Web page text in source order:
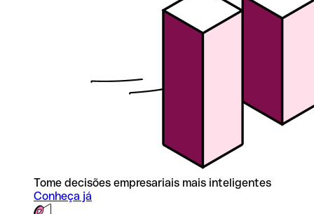
Tome decisões empresariais mais inteligentes
Conheça já